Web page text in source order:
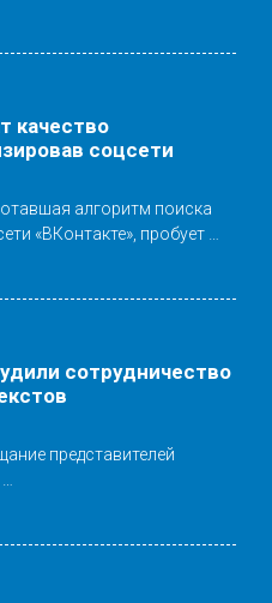
качество
соцсети
алгоритм поиска
«ВКонтакте», пробует …
сотрудничество
представителей